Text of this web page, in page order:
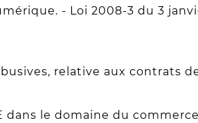
- Loi 2008-3 du 3
relative aux contrats
dans le domaine du